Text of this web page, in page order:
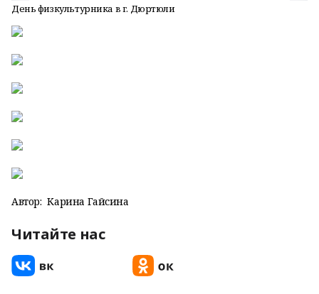
День физкультурника в г. Дюртюли
Автор: Карина Гайсина
Читайте нас